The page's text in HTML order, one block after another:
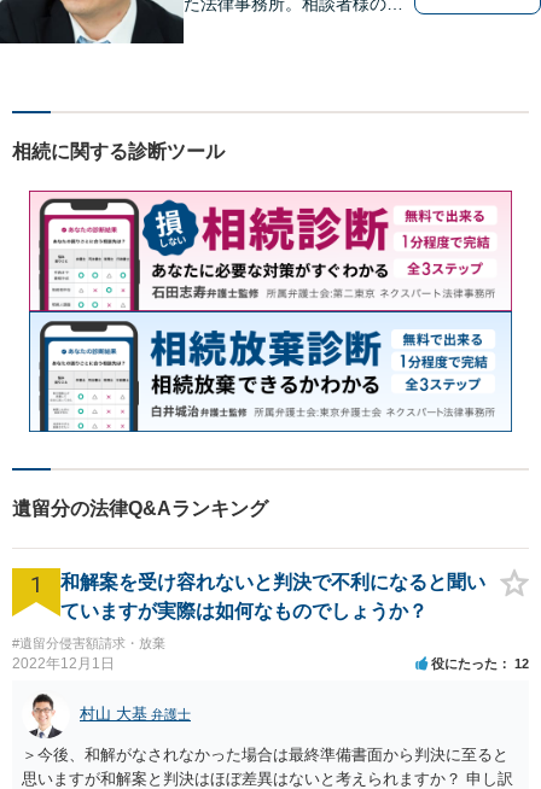
談も受け付けています。ぜひ
料】
相続に関する診断ツール
遺留分の法律Q&Aランキング
1
和解案を受け容れないと判決で不利になると聞い
ていますが実際は如何なものでしょうか？
#遺留分侵害額請求・放棄
2022年12月1日 役にたった 12
村山 大基 弁護士
＞今後、和解がなされなかった場合は最終準備書面から判決に至ると
思いますが和解案と判決はほぼ差異はないと考えられますか？ 申し訳